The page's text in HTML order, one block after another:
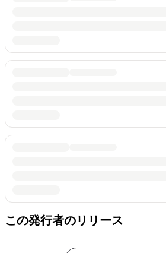
この発行者のリリース